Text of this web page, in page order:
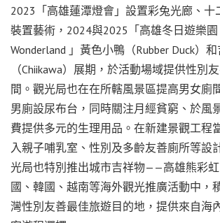
2023「高雄蓮潭燈會」設置彩兔光廊、十
裝置藝術，2024與2025「高雄冬日遊樂園
Wonderland 」黃色小鴨（Rubber Duck）
（Chiikawa）展期，於活動場域提供性別
間。觀光局也在在所轄風景區提高男女廁
男廁設尿布台，同時關注月經貧窮、於風
費提供多元的生理用品。在新建景觀工程
入親子哺乳室、性別及多齡友善廁所等設
光局也特別推出城市吉祥物——高雄熊彩
國、韓國、越南等海外觀光推廣活動中，
灣性別友善最佳旅遊目的地，提供來自海